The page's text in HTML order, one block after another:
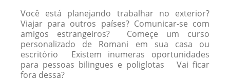
Você está planejando trabalhar no exterior?
Viajar para outros países? Comunicar-se com
amigos estrangeiros? Começe um curso
personalizado de Romani em sua casa ou
escritório Existem inumeras oportunidades
para pessoas bilingues e poliglotas Vai ficar
fora dessa?